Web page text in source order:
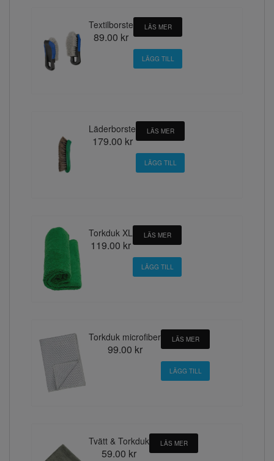
Textilborste
89.00 kr
LÄS MER
Läderborste
179.00 kr
LÄS MER
Torkduk XL
119.00 kr
LÄS MER
Torkduk microfiber
99.00 kr
LÄS MER
Tvätt & Torkduk
59.00 kr
LÄS MER